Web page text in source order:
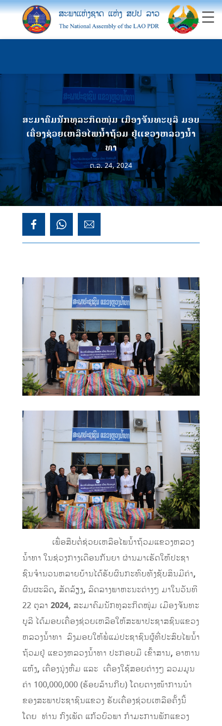
ສະມາຄົມນັກທຸລະກິດໜຸ່ມ ເມືອງຈັນທະບູລີ ມອບ
ເຄື່ອງຊ່ວຍເຫລືອໄພນ້ຳຖ້ວມ ຢູ່ແຂວງຫລວງນ້ຳ
ທາ
ຕ.ລ. 24, 2024
ເພື່ອສືບຕໍ່ຊ່ວຍເຫລືອໄພນໍ້າຖ້ວມແຂວງຫລວງ
ນໍ້າທາ ໃນຊ່ວງກາງເດືອນກັນຍາ ຜ່ານມາເຮັດໃຫ້ປະຊາ
ຊົນຈໍານວນຫລາຍບ້ານໄດ້ຮັບຜົນກະທົບທັງຊັບສິນມີຄ່າ,
ຜົນຜະລິດ, ສັດລ້ຽງ, ລົດລາງພາຫະນະຕ່າງໆ ມາໃນວັນທີ
22 ຕຸລາ 2024, ສະມາຄົມນັກທຸລະກິດໜຸ່ມ ເມືອງຈັນທະ
ບູລີ ໄດ້ມອບເຄື່ອງຊ່ວຍເຫລືອໃຫ້ສະພາປະຊາສຊົນແຂວງ
ຫລວງນ້ຳທາ ລົງມອບໃຫ້ພໍ່ແມ່ປະຊາຊົນຜູ້ທີ່ປະສົບໄພນ້ຳ
ຖ້ວມຢູ່ ແຂວງຫລວງນ້ຳທາ ປະກອບມີ ເຂົ້າສານ, ອາຫານ
ແຫ້ງ, ເຄື່ອງນຸ່ງຫົ່ມ ແລະ ເຄື່ອງໃຊ້ສອຍຕ່າງໆ ລວມມູນ
ຄ່າ 100,000,000 (ຮ້ອຍລ້ານກີບ) ໂດຍຕາງໜ້າການນໍາ
ຂອງສະພາປະຊາຊົນແຂວງ ຮັບເຄື່ອງຊ່ວຍເຫລືອຄັ້ງນີ້
ໂດຍ ທ່ານ ກົງເພັດ ແກ້ວບົວພາ ກຳມະການພັກແຂວງ